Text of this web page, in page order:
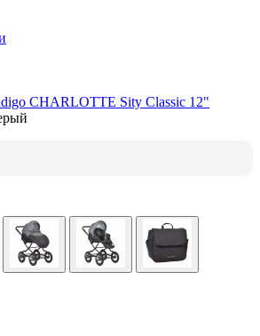
CHARLOTTE Sity Classic 12"